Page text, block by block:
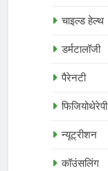
चाइल्ड हेल्थ
डर्मटालॉजी
पैरेनटी
फिजियोथेरेपी
न्यूट्रीशन
कॉउंसलिंग